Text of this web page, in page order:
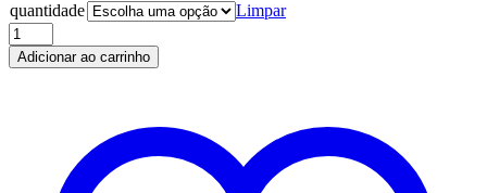
quantidade Limpar
Adicionar ao carrinho